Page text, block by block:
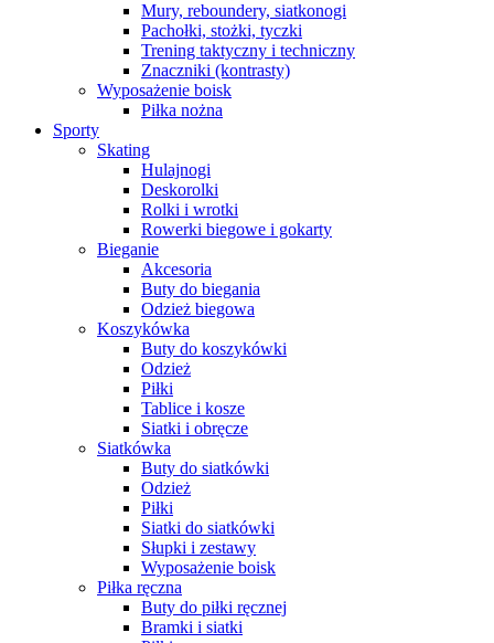
Mury, reboundery, siatkonogi
Pachołki, stożki, tyczki
Trening taktyczny i techniczny
Znaczniki (kontrasty)
Wyposażenie boisk
Piłka nożna
Sporty
Skating
Hulajnogi
Deskorolki
Rolki i wrotki
Rowerki biegowe i gokarty
Bieganie
Akcesoria
Buty do biegania
Odzież biegowa
Koszykówka
Buty do koszykówki
Odzież
Piłki
Tablice i kosze
Siatki i obręcze
Siatkówka
Buty do siatkówki
Odzież
Piłki
Siatki do siatkówki
Słupki i zestawy
Wyposażenie boisk
Piłka ręczna
Buty do piłki ręcznej
Bramki i siatki